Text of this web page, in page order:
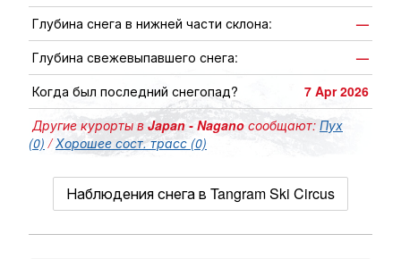
Глубина снега в нижней части склона:
—
Глубина свежевыпавшего снега:
—
Когда был последний снегопад?
7 Apr 2026
Другие курорты вJapan - Nagano сообщают: Пух
(0) /Хорошее сост. трасс (0)
Наблюдения снега в Tangram Ski Circus